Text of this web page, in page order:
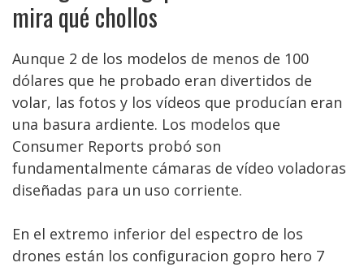
mira qué chollos
Aunque 2 de los modelos de menos de 100
dólares que he probado eran divertidos de
volar, las fotos y los vídeos que producían eran
una basura ardiente. Los modelos que
Consumer Reports probó son
fundamentalmente cámaras de vídeo voladoras
diseñadas para un uso corriente.
En el extremo inferior del espectro de los
drones están los configuracion gopro hero 7